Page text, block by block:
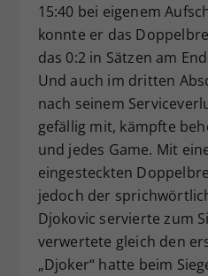
15:40 bei eigenem
konnte er das
das 0:2 in Sätzen am
Und auch im dritten
nach seinem
gefällig mit, kämpfte
und jedes Game. Mit
eingesteckten
jedoch der
Djokovic servierte zum
verwertete gleich den
„Djoker“ hatte beim